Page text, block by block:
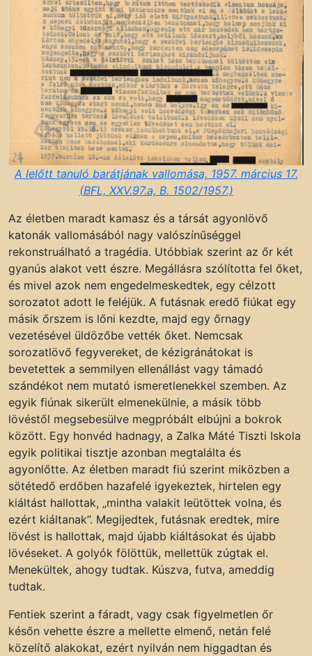
A lelőtt tanuló barátjának vallomása, 1957. március 17.
(BFL, XXV.97.a, B. 1502/1957.)
Az életben maradt kamasz és a társát agyonlövő
katonák vallomásából nagy valószínűséggel
rekonstruálható a tragédia. Utóbbiak szerint az őr két
gyanús alakot vett észre. Megállásra szólította fel őket,
és mivel azok nem engedelmeskedtek, egy célzott
sorozatot adott le feléjük. A futásnak eredő fiúkat egy
másik őrszem is lőni kezdte, majd egy őrnagy
vezetésével üldözőbe vették őket. Nemcsak
sorozatlövő fegyvereket, de kézigránátokat is
bevetettek a semmilyen ellenállást vagy támadó
szándékot nem mutató ismeretlenekkel szemben. Az
egyik fiúnak sikerült elmenekülnie, a másik több
lövéstől megsebesülve megpróbált elbújni a bokrok
között. Egy honvéd hadnagy, a Zalka Máté Tiszti Iskola
egyik politikai tisztje azonban megtalálta és
agyonlőtte. Az életben maradt fiú szerint miközben a
sötétedő erdőben hazafelé igyekeztek, hirtelen egy
kiáltást hallottak, „mintha valakit leütöttek volna, és
ezért kiáltanak”. Megijedtek, futásnak eredtek, mire
lövést is hallottak, majd újabb kiáltásokat és újabb
lövéseket. A golyók fölöttük, mellettük zúgtak el.
Menekültek, ahogy tudtak. Kúszva, futva, ameddig
tudtak.
Fentiek szerint a fáradt, vagy csak figyelmetlen őr
későn vehette észre a mellette elmenő, netán felé
közelítő alakokat, ezért nyilván nem higgadtan és